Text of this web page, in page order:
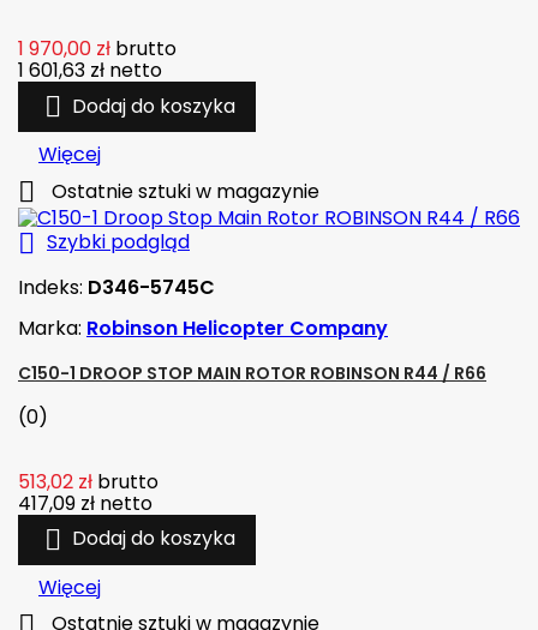
1 970,00 zł brutto
1 601,63 zł netto
 Dodaj do koszyka
Więcej
 Ostatnie sztuki w magazynie
 Szybki podgląd
Indeks: D346-5745C
Marka: Robinson Helicopter Company
C150-1 DROOP STOP MAIN ROTOR ROBINSON R44 / R66
(0)
513,02 zł brutto
417,09 zł netto
 Dodaj do koszyka
Więcej
Ostatnie sztuki w magazynie